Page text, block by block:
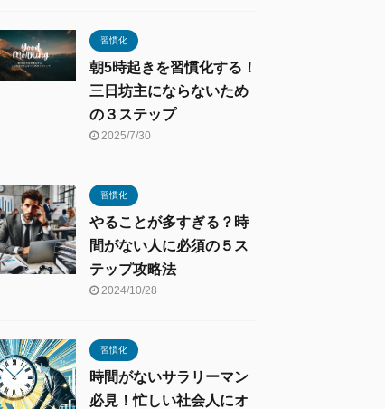
習慣化
朝5時起きを習慣化する！
三日坊主にならないため
の３ステップ
2025/7/30
習慣化
やることが多すぎる？時
間がない人に必須の５ス
テップ攻略法
2024/10/28
習慣化
時間がないサラリーマン
必見！忙しい社会人にオ